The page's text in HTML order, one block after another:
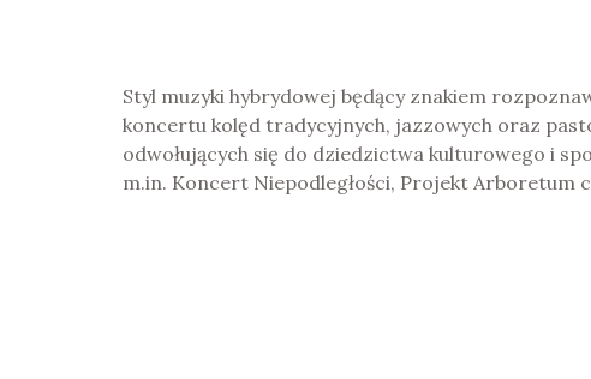
Styl muzyki hybrydowej będący znakiem
koncertu kolęd tradycyjnych, jazzowych oraz
odwołujących się do dziedzictwa kulturowego i
m.in. Koncert Niepodległości, Projekt Arboretum